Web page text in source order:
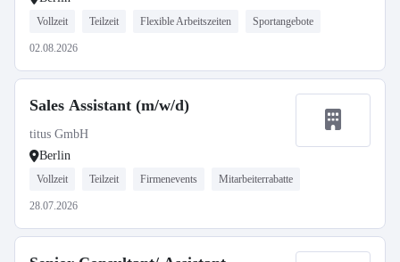
Vollzeit Teilzeit Flexible Arbeitszeiten Sportangebote
02.08.2026
Sales Assistant (m/w/d)
titus GmbH
Berlin
Vollzeit Teilzeit Firmenevents Mitarbeiterrabatte
28.07.2026